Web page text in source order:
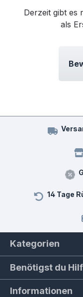
Derzeit gibt es
als
14 Tage
Kategorien
Benötigst du
Informationen